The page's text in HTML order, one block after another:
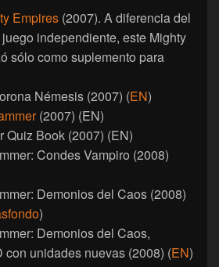
Empires (2007). A diferencia del
independiente, este Mighty
sólo como suplemento para
Némesis (2007) (EN)
(2007) (EN)
Quiz Book (2007) (EN)
Condes Vampiro (2008)
Demonios del Caos (2008)
)
Demonios del Caos,
con unidades nuevas (2008) (EN)